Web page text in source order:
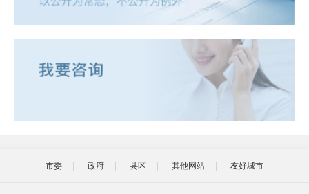
市委 政府 县区 其他网站 友好城市